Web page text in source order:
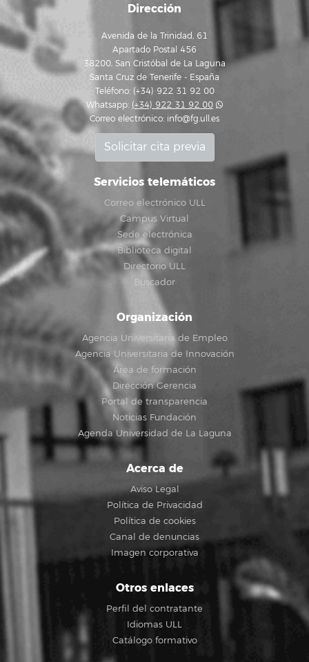
Dirección
Avenida de la Trinidad, 61
Apartado Postal 456
38200, San Cristóbal de La Laguna
Santa Cruz de Tenerife - España
Teléfono: (+34) 922 31 92 00
Whatsapp: (+34) 922 31 92 00
Correo electrónico: info@fg.ull.es
Solicitar cita previa
Servicios telemáticos
Correo electrónico ULL
Campus Virtual
Sede electrónica
Biblioteca digital
Directorio ULL
Buscador
Organización
Agencia Universitaria de Empleo
Agencia Universitaria de Innovación
Área de formación
Dirección Gerencia
Portal de transparencia
Noticias Fundación
Agenda Universidad de La Laguna
Acerca de
Aviso Legal
Política de Privacidad
Política de cookies
Canal de denuncias
Imagen corporativa
Otros enlaces
Perfil del contratante
Idiomas ULL
Catálogo formativo